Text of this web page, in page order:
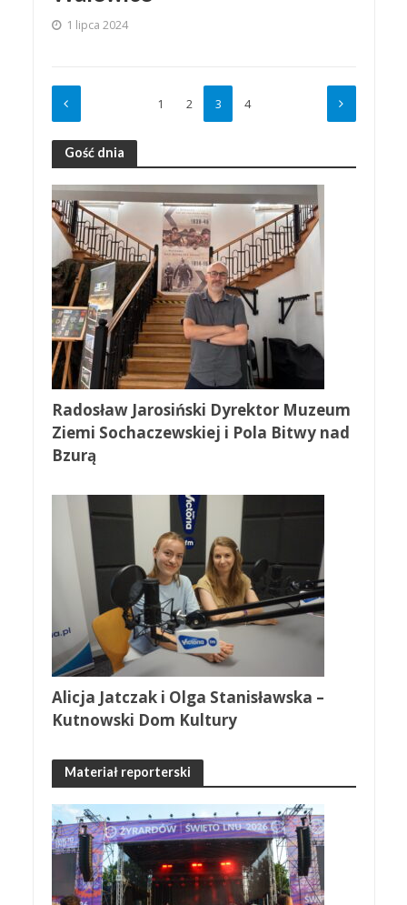
1 lipca 2024
1 2 3 4
Gość dnia
Radosław Jarosiński Dyrektor Muzeum
Ziemi Sochaczewskiej i Pola Bitwy nad
Bzurą
Alicja Jatczak i Olga Stanisławska –
Kutnowski Dom Kultury
Materiał reporterski